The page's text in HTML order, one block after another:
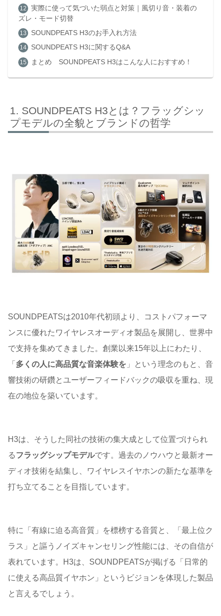
実際に使って気づいた弱点と対策｜風切り音・装着の
ズレ・モード切替
SOUNDPEATS H3のお手入れ方法
SOUNDPEATS H3に関するQ&A
まとめ SOUNDPEATS H3はこんな人におすすめ！
SOUNDPEATS H3とは？フラッグシッ
プモデルの全貌とブランドの哲学
SOUNDPEATSは2010年代初頭より、コストパフォーマ
ンスに優れたワイヤレスオーディオ製品を展開し、世界中
で支持を集めてきました。創業以来15年以上にわたり、
「 多くの人に高品質な音楽体験を 」という理念のもと、音
響技術の研鑽とユーザーフィードバックの吸収を重ね、現
在の地位を築いています。
H3は、そうした同社の技術の集大成として位置づけられ
るフラッグシップモデルです。過去のノウハウと最新オー
ディオ技術を結集し、ワイヤレスイヤホンの新たな基準を
打ち立てることを目指しています。
特に「有線に迫る高音質」を標榜する音質と、「最上位ク
ラス」と謳うノイズキャンセリング性能には、その自信が
表れています。H3は、SOUNDPEATSが掲げる「日常的
に使える高品質イヤホン」というビジョンを体現した製品
と言えるでしょう。